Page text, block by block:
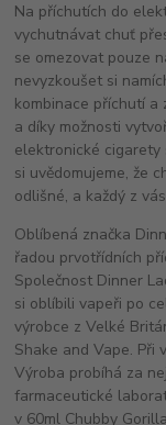
Na příchutích do
vychutnávat chuť
se omezovat pouze
nevyzkoušet si
kombinace příchutí a
a díky možnosti
elektronické cigarety
si uvědomujeme, že
odlišné, a každý z
Oblíbená značka
řadou prvotřídních
Společnost Dinner
si oblíbili vapeři po
výrobce z Velké
Shake and Vape. Při
Výroba probíhá za
farmaceutické
v 60ml Chubby